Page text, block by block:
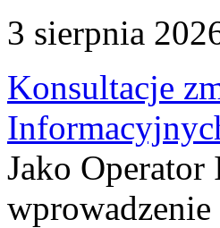
3 sierpnia
Konsultacje
Jako